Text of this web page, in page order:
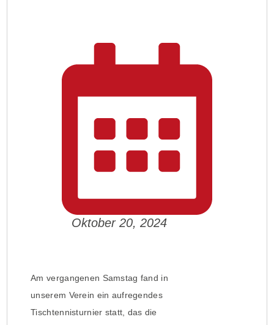
Oktober 20, 2024
Am vergangenen Samstag fand in
unserem Verein ein aufregendes
Tischtennisturnier statt, das die